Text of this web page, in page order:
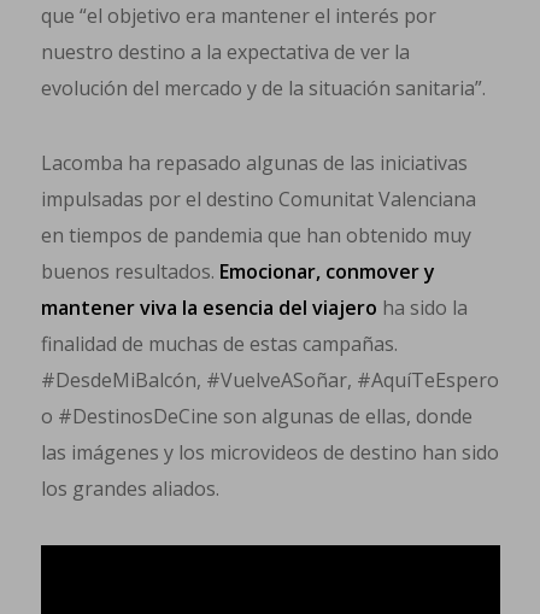
que “el objetivo era mantener el interés por
nuestro destino a la expectativa de ver la
evolución del mercado y de la situación sanitaria”.
Lacomba ha repasado algunas de las iniciativas
impulsadas por el destino Comunitat Valenciana
en tiempos de pandemia que han obtenido muy
buenos resultados. Emocionar, conmover y
mantener viva la esencia del viajero ha sido la
finalidad de muchas de estas campañas.
#DesdeMiBalcón, #VuelveASoñar, #AquíTeEspero
o #DestinosDeCine son algunas de ellas, donde
las imágenes y los microvideos de destino han sido
los grandes aliados.